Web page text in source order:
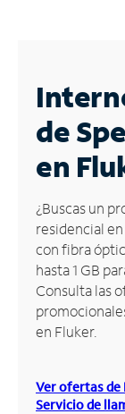
Business
Contáctanos
Inglés
Administrar
cuenta
Encuentra
una
tienda
de
en
¿Buscas un
residencial
con fibra
hasta 1 GB
Consulta las
en Fluker.
Ver ofertas
Servicio de